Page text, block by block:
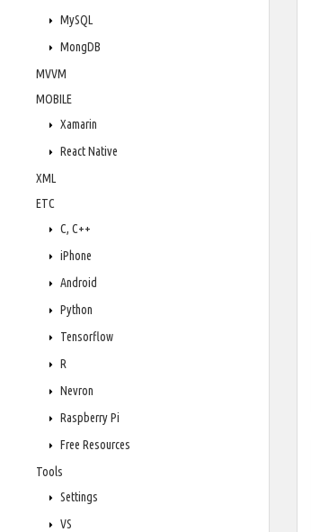
MySQL
MongDB
MVVM
MOBILE
Xamarin
React Native
XML
ETC
C, C++
iPhone
Android
Python
Tensorflow
R
Nevron
Raspberry Pi
Free Resources
Tools
Settings
VS